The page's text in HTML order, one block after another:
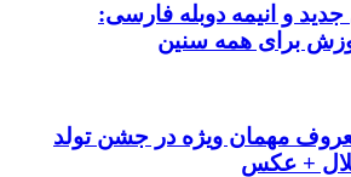
جدید و انیمه دوبله فارسی:
برای همه سنین
مهمان ویژه در جشن تولد
+ عکس